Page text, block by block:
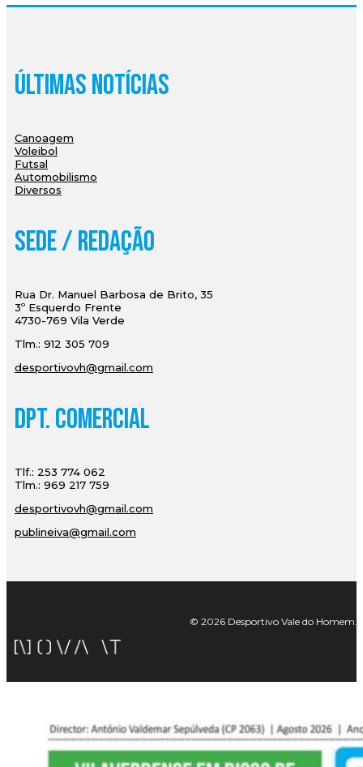
Últimas Notícias
Canoagem
Voleibol
Futsal
Automobilismo
Diversos
Sede / Redação
Rua Dr. Manuel Barbosa de Brito, 35
3º Esquerdo Frente
4730-769 Vila Verde
Tlm.: 912 305 709
desportivovh@gmail.com
Dpt. Comercial
Tlf.: 253 774 062
Tlm.: 969 217 759
desportivovh@gmail.com
publineiva@gmail.com
© 2026 Desportivo Vale do Homem.